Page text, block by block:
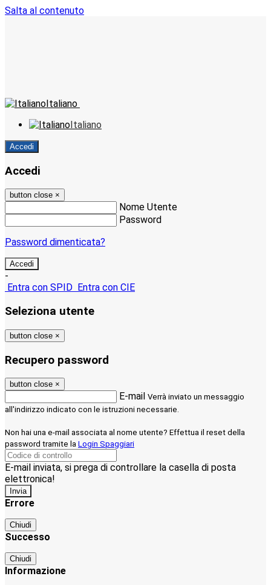
Salta al contenuto
Italiano
Italiano
Accedi
Accedi
button close ×
Nome Utente
Password
Password dimenticata?
-
Entra con SPID Entra con CIE
Seleziona utente
button close ×
Recupero password
button close ×
E-mail Verrà inviato un messaggio
all'indirizzo indicato con le istruzioni necessarie.
Non hai una e-mail associata al nome utente? Effettua il reset della
password tramite la Login Spaggiari
E-mail inviata, si prega di controllare la casella di posta
elettronica!
Errore
Chiudi
Successo
Chiudi
Informazione